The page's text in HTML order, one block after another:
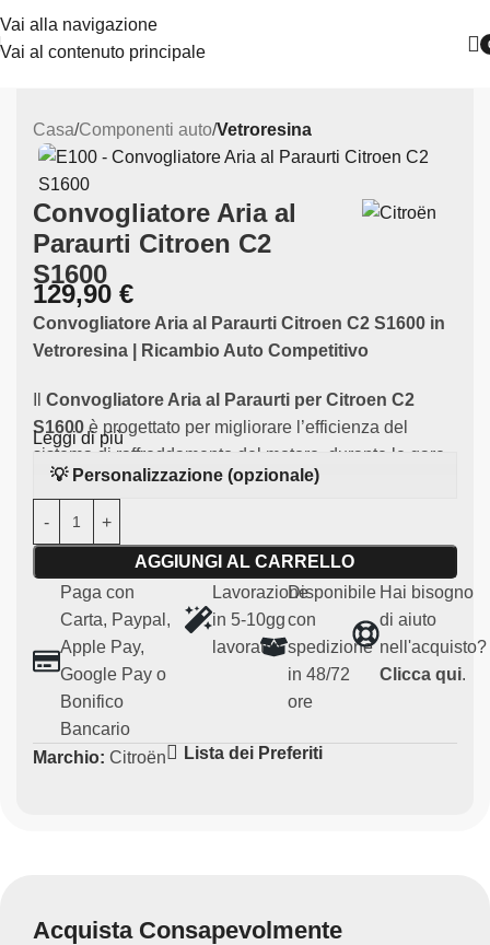
Vai alla navigazione
Vai al contenuto principale
Casa Componenti auto Vetroresina
Convogliatore Aria al
Paraurti Citroen C2
S1600
129,90 €
Convogliatore Aria al Paraurti Citroen C2 S1600 in
Vetroresina | Ricambio Auto Competitivo
Convogliatore Aria al Paraurti per Citroen C2
S1600è progettato per migliorare l’efficienza del
sistema di raffreddamento del motore durante le gare
da rally. Realizzato invetroresina di alta qualità
Caratteristiche principali:
vetroresina resistente e leggero
Compatibilità:
Citroen C2 S1600
Particolari per uso agonistico e regolarità (non
Ricambio non originale
Leggi di più
💡 Personalizzazione (opzionale)
AGGIUNGI AL CARRELLO
Paga con
Carta, Paypal,
Apple Pay,
Google Pay o
Bonifico
Bancario
Lavorazione
in 5-10gg
lavorativi
Disponibile
con
spedizione
in 48/72
ore
Hai bisogno
di aiuto
nell'acquisto?
Clicca qui.
Marchio: Citroën Lista dei Preferiti
Acquista Consapevolmente